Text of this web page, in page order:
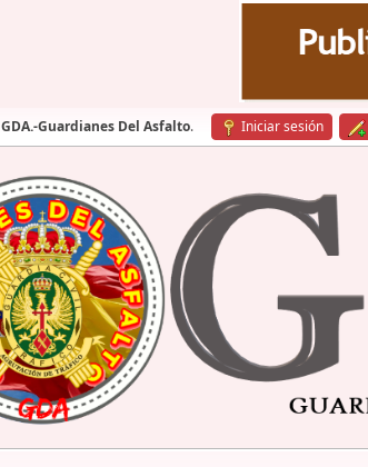
GDA.-Guardianes Del Asfalto. Iniciar sesión